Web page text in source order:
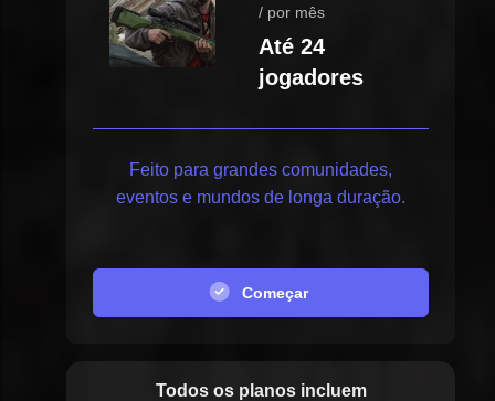
/ por mês
Até 24
jogadores
Feito para grandes comunidades,
eventos e mundos de longa duração.
Começar
Todos os planos incluem